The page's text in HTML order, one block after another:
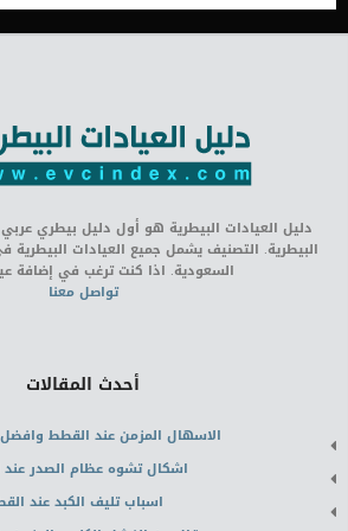
دليل العيادات البيطرية هو أول دليل بيطري
البيطرية. التصنيف يشمل جميع العيادات البيطرية
السعودية. اذا كنت ترغب في إضافة
تواصل معنا
أحدث المقالات
الاسهال المزمن عند القطط
اشكال تشوه عظام الصدر
اسباب تليف الكبد عند